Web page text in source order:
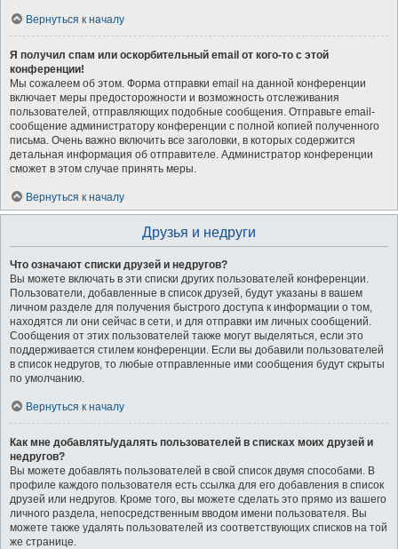
Вернуться к началу
Я получил спам или оскорбительный email от кого-то с этой
конференции!
Мы сожалеем об этом. Форма отправки email на данной конференции
включает меры предосторожности и возможность отслеживания
пользователей, отправляющих подобные сообщения. Отправьте email-
сообщение администратору конференции с полной копией полученного
письма. Очень важно включить все заголовки, в которых содержится
детальная информация об отправителе. Администратор конференции
сможет в этом случае принять меры.
Вернуться к началу
Друзья и недруги
Что означают списки друзей и недругов?
Вы можете включать в эти списки других пользователей конференции.
Пользователи, добавленные в список друзей, будут указаны в вашем
личном разделе для получения быстрого доступа к информации о том,
находятся ли они сейчас в сети, и для отправки им личных сообщений.
Сообщения от этих пользователей также могут выделяться, если это
поддерживается стилем конференции. Если вы добавили пользователей
в список недругов, то любые отправленные ими сообщения будут скрыты
по умолчанию.
Вернуться к началу
Как мне добавлять/удалять пользователей в списках моих друзей и
недругов?
Вы можете добавлять пользователей в свой список двумя способами. В
профиле каждого пользователя есть ссылка для его добавления в список
друзей или недругов. Кроме того, вы можете сделать это прямо из вашего
личного раздела, непосредственным вводом имени пользователя. Вы
можете также удалять пользователей из соответствующих списков на той
же странице.